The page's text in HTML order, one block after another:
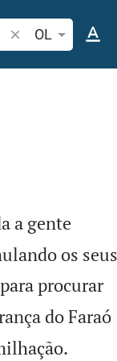
Pesquise
OL
a gente
os seus
procurar
do Faraó
